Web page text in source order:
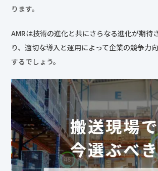
ります。
AMRは技術の進化と共にさらなる進化が期待
り、適切な導入と運用によって企業の競争力
するでしょう。